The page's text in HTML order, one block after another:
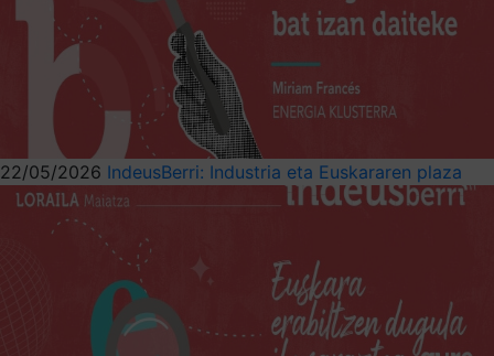
22/05/2026 IndeusBerri: Industria eta Euskararen plaza